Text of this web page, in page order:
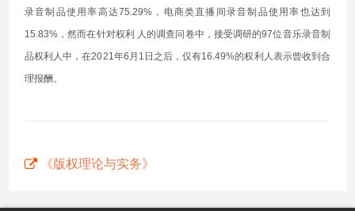
录音制品使用率高达75.29%，电商类直播间录音制品使用率也达到
15.83%，然而在针对权利 人的调查问卷中，接受调研的97位音乐录音制
品权利人中，在2021年6月1日之后，仅有16.49%的权利人表示曾收到合
理报酬。
《版权理论与实务》